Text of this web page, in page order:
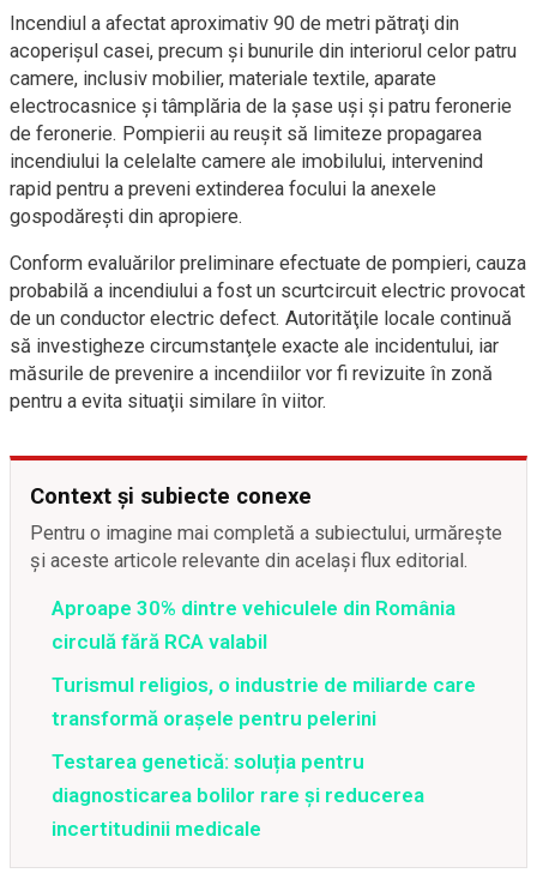
Incendiul a afectat aproximativ 90 de metri pătraţi din
acoperişul casei, precum şi bunurile din interiorul celor patru
camere, inclusiv mobilier, materiale textile, aparate
electrocasnice şi tâmplăria de la şase uşi şi patru feronerie
de feronerie. Pompierii au reuşit să limiteze propagarea
incendiului la celelalte camere ale imobilului, intervenind
rapid pentru a preveni extinderea focului la anexele
gospodăreşti din apropiere.
Conform evaluărilor preliminare efectuate de pompieri, cauza
probabilă a incendiului a fost un scurtcircuit electric provocat
de un conductor electric defect. Autorităţile locale continuă
să investigheze circumstanţele exacte ale incidentului, iar
măsurile de prevenire a incendiilor vor fi revizuite în zonă
pentru a evita situaţii similare în viitor.
Context și subiecte conexe
Pentru o imagine mai completă a subiectului, urmărește
și aceste articole relevante din același flux editorial.
Aproape 30% dintre vehiculele din România
circulă fără RCA valabil
Turismul religios, o industrie de miliarde care
transformă orașele pentru pelerini
Testarea genetică: soluția pentru
diagnosticarea bolilor rare și reducerea
incertitudinii medicale